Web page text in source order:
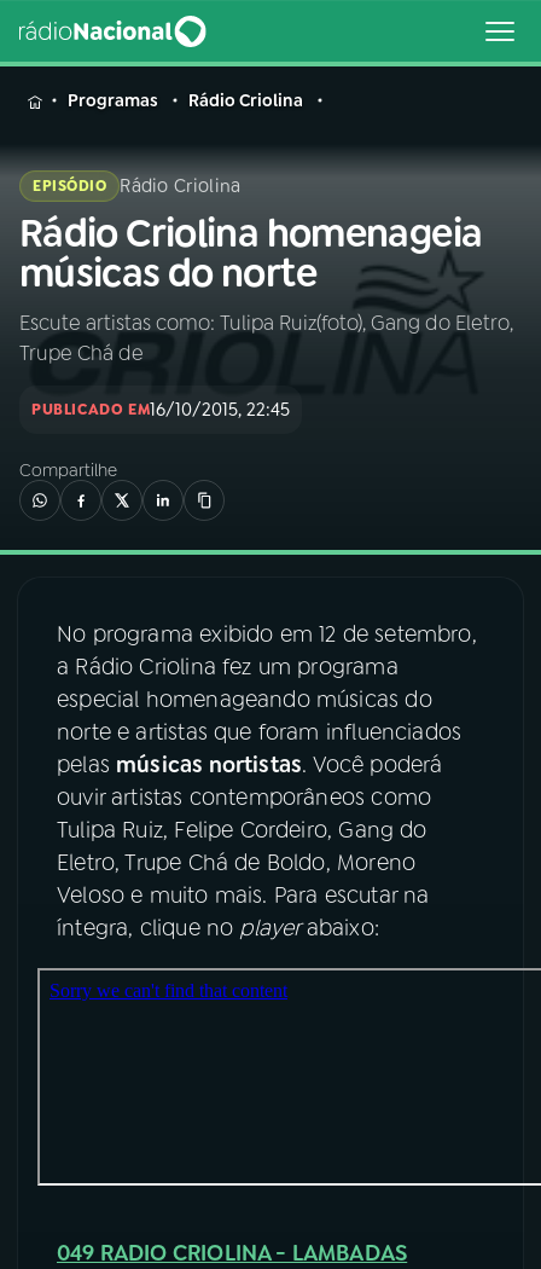
MENU
Buscar
na
Rádio
Nacional
Buscar
02A RÁDIO
04PROGRAMAS
05PODCASTS
06VIDEOCASTS
07 ÚLTIMAS
08FESTIVAL DE MÚSICA
Instagram X
TikTok
Programas Rádio Criolina
EPISÓDIO Rádio Criolina
Rádio Criolina homenageia
músicas do norte
Escute artistas como: Tulipa Ruiz(foto), Gang do Eletro,
Trupe Chá de
PUBLICADO EM16/10/2015, 22:45
Compartilhe
No programa exibido em 12 de setembro,
a Rádio Criolina fez um programa
especial homenageando músicas do
norte e artistas que foram influenciados
pelas músicas nortistas. Você poderá
ouvir artistas contemporâneos como
Tulipa Ruiz, Felipe Cordeiro, Gang do
Eletro, Trupe Chá de Boldo, Moreno
Veloso e muito mais. Para escutar na
íntegra, clique no playerabaixo:
049 RADIO CRIOLINA - LAMBADAS